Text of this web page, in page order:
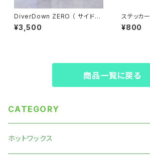
DiverDown ZERO （ サイドル
ーブリキッド） 【サイド エッジ専
用】
¥3,500
ステッカー
¥800
商品一覧に戻る
CATEGORY
ホットワックス